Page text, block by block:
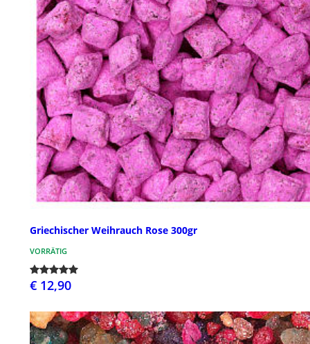
Griechischer Weihrauch Rose 300gr
VORRÄTIG
€ 12,90